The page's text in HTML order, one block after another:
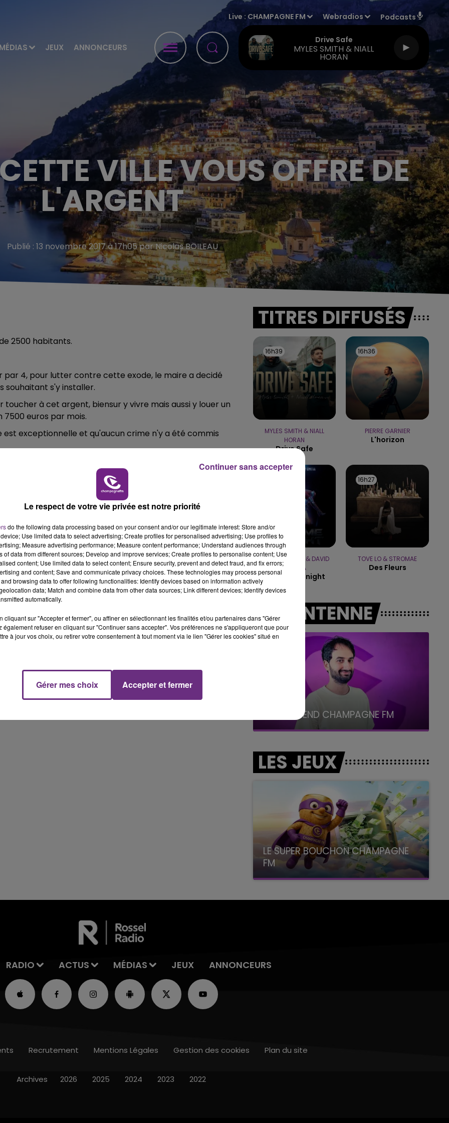
MÉDIAS JEUX ANNONCEURS
Live : CHAMPAGNE FM Webradios Podcasts
Drive Safe
MYLES SMITH & NIALL
HORAN
7h00 - 12h00
LE WEEK-END CHAMPAGNE FM
16h00 - 20h00
LE WEEK-END CHAMPAGNE FM
VILLE VOUS OFFRE DE
L'ARGENT
Publié : 13 novembre 2017 à 17h05 par Nicolas BOILEAU
2500 habitants.
par 4, pour lutter contre cette exode, le maire a decidé
souhaitant s'y installer.
à cet argent, biensur y vivre mais aussi y louer un
euros par mois.
exceptionnelle et qu'aucun crime n'y a été commis
LE MAGASIN JOUÉCLUB DE REIMS FERME
SES PORTES
rémois. Le magasin JouéClub est contraint de
fermer ses portes.
TITRES DIFFUSÉS
16h39
16h39
MYLES SMITH & NIALL
HORAN
Drive Safe
16h36
16h36
PIERRE GARNIER
L'horizon
JENNIFER LOPEZ & DAVID
GUETTA
Save Me Tonight
16h27
16h27
TOVE LO & STROMAE
Des Fleurs
A L'ANTENNE
LE WEEK-END CHAMPAGNE FM
LES JEUX
LE SUPER BOUCHON CHAMPAGNE
FM
avec La Famille Champagne FM, à 8H10
RADIO ACTUS MÉDIAS JEUX ANNONCEURS
Recrutement Mentions Légales Gestion des cookies Plan du site
Archives 2026 2025 2024 2023 2022
Le respect de votre vie privée est notre priorité
do the following data processing based on your consent and/or our legitimate interest: Store and/or
Use limited data to select advertising; Create profiles for personalised advertising; Use profiles to
Measure advertising performance; Measure content performance; Understand audiences through
of data from different sources; Develop and improve services; Create profiles to personalise content; Use
content; Use limited data to select content; Ensure security, prevent and detect fraud, and fix errors;
and content; Save and communicate privacy choices. These technologies may process personal
browsing data to offer following functionalities: Identify devices based on information actively
data; Match and combine data from other data sources; Link different devices; Identify devices
automatically.
cliquant sur "Accepter et fermer", ou affiner en sélectionnant les finalités et/ou partenaires dans "Gérer
également refuser en cliquant sur "Continuer sans accepter". Vos préférences ne s'appliqueront que pour
à jour vos choix, ou retirer votre consentement à tout moment via le lien "Gérer les cookies" situé en
Gérer mes choix Accepter et fermer
Continuer sans accepter